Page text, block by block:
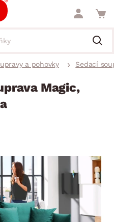
a pohovky Sedací
Magic,